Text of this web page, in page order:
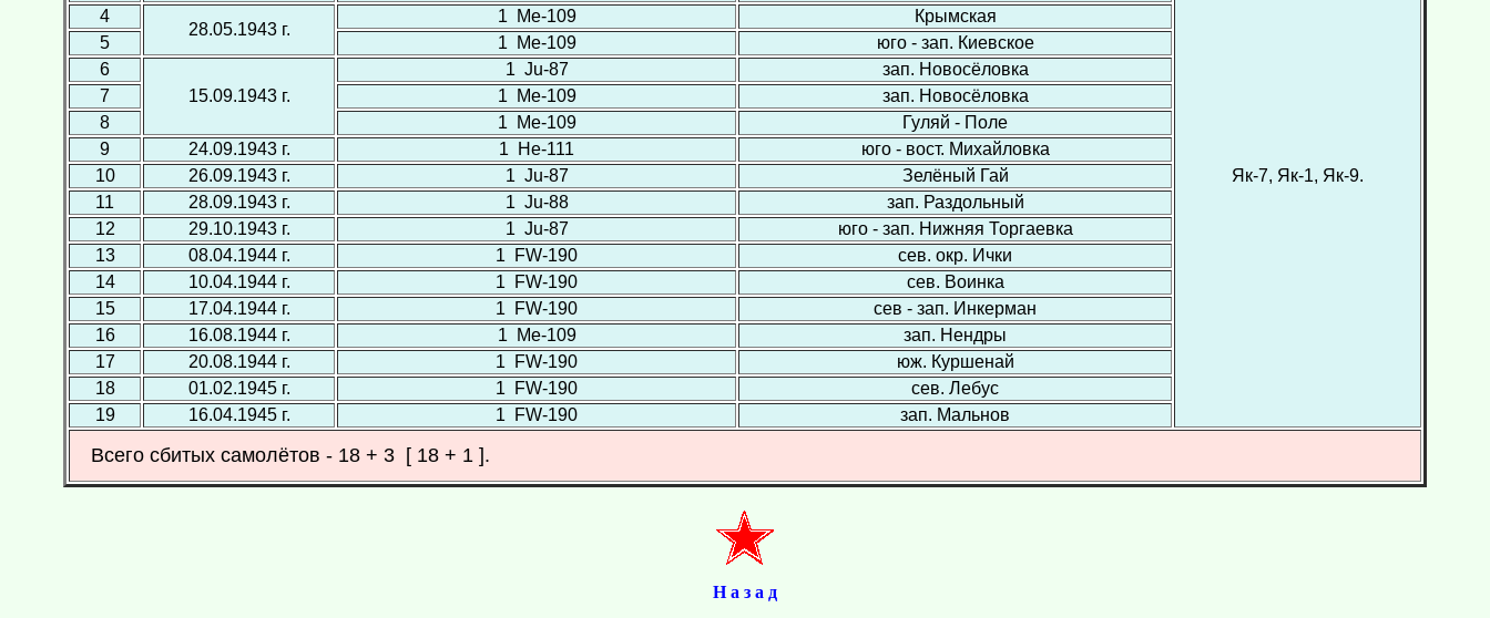
Як-7, Як-1, Як-9.
4
28.05.1943 г.
1 Ме-109
Крымская
5
1 Ме-109
юго - зап. Киевское
6
15.09.1943 г.
1 Ju-87
зап. Новосёловка
7
1 Ме-109
зап. Новосёловка
8
1 Ме-109
Гуляй - Поле
9
24.09.1943 г. 1 Не-111
юго - вост. Михайловка
10
26.09.1943 г. 1 Ju-87
Зелёный Гай
11
28.09.1943 г. 1 Ju-88
зап. Раздольный
12
29.10.1943 г. 1 Ju-87
юго - зап. Нижняя Торгаевка
13
08.04.1944 г. 1 FW-190
сев. окр. Ички
14
10.04.1944 г. 1 FW-190
сев. Воинка
15
17.04.1944 г. 1 FW-190
сев - зап. Инкерман
16
16.08.1944 г. 1 Ме-109
зап. Нендры
17
20.08.1944 г. 1 FW-190
юж. Куршенай
18
01.02.1945 г. 1 FW-190
сев. Лебус
19
16.04.1945 г. 1 FW-190 зап. Мальнов
Всего сбитых самолётов - 18 + 3 [ 18 + 1 ].
Н а з а д